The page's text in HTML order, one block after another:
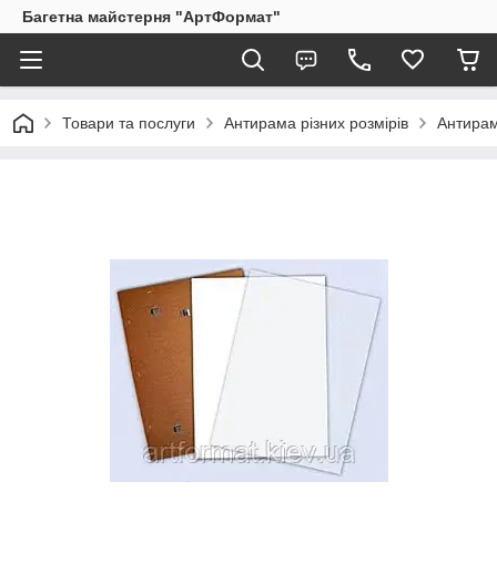
Багетна майстерня "АртФормат"
Товари та послуги Антирама різних розмірів